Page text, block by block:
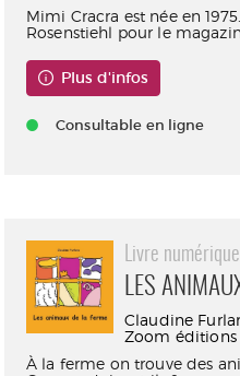
Mimi Cracra est née en
Rosenstiehl pour le
Plus d'infos
Consultable en ligne
Livre numérique
LES
Claudine
Zoom éditions
À la ferme on trouve des